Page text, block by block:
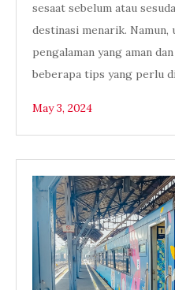
sesaat sebelum atau
destinasi menarik. Namun,
pengalaman yang aman
beberapa tips yang perlu
May 3, 2024